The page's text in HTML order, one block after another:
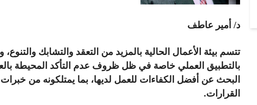
د/ أمير عاطف
تتسم بيئة الأعمال الحالية بالمزيد من التعقد والتشابك
بالتطبيق العملي خاصة في ظل ظروف عدم التأكد المحيطة
البحث عن أفضل الكفاءات للعمل لديها، بما يمتلكونه من
القرارات.